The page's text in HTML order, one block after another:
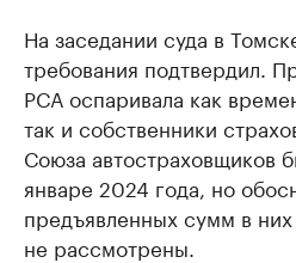
На заседании суда в
требования подтвердил.
РСА оспаривала как
так и собственники
Союза автостраховщиков
январе 2024 года, но
предъявленных сумм в
не рассмотрены.